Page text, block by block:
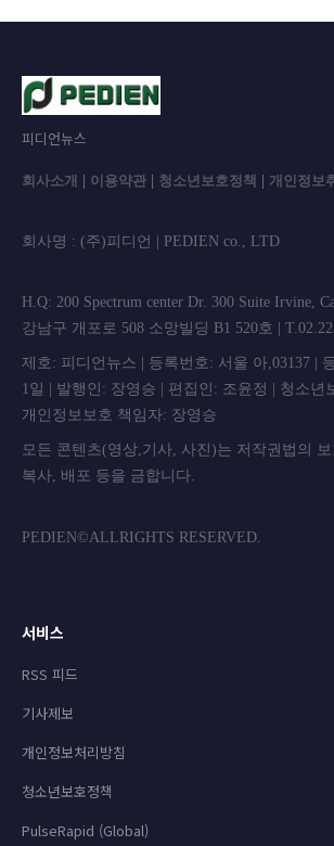
피디언뉴스
회사소개 이용약관 청소년보호정책 개인정보
회사명 : (주)피디언 |
H.Q: 200 Spectrum center Dr. 300 Suite Irvine,
강남구 개포로 508 소망빌딩 B1 520호 |
제호: 피디언뉴스 | 등록번호: 서울 아,03137 |
1일 | 발행인: 장영승 | 편집인: 조윤정 | 청소년
개인정보보호 책임자: 장영승
모든 콘텐츠(영상,기사, 사진)는 저작권법의
복사, 배포 등을
PEDIEN©ALLRIGHTS RESERVED.
서비스
RSS 피드
기사제보
개인정보처리방침
청소년보호정책
PulseRapid (Global)